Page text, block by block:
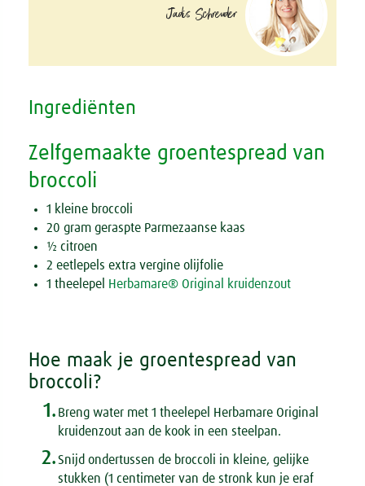
Jadis Schreuder
Ingrediënten
Zelfgemaakte groentespread van
broccoli
1 kleine broccoli
20 gram geraspte Parmezaanse kaas
½ citroen
2 eetlepels extra vergine olijfolie
1 theelepel
Herbamare® Original kruidenzout
Hoe maak je groentespread van
broccoli?
1. Breng water met 1 theelepel Herbamare Original
kruidenzout aan de kook in een steelpan.
2.Snijd ondertussen de broccoli in kleine, gelijke
stukken (1 centimeter van de stronk kun je eraf